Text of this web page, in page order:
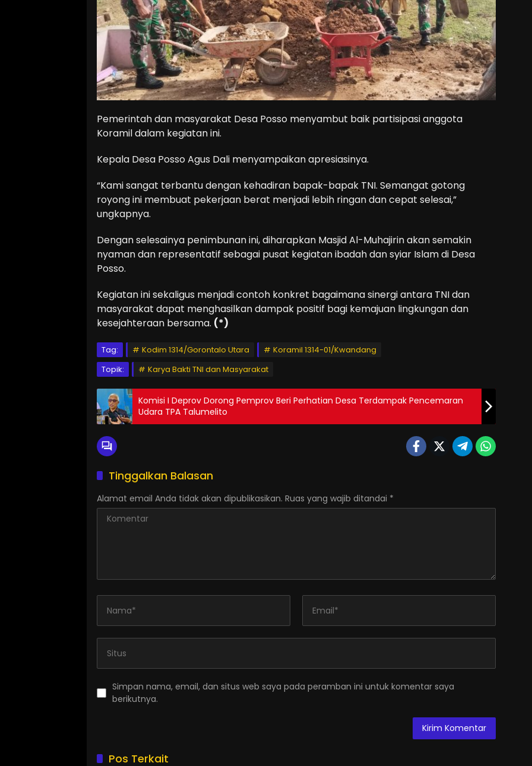
Pemerintah dan masyarakat Desa Posso menyambut baik partisipasi anggota
Koramil dalam kegiatan ini.
Kepala Desa Posso Agus Dali menyampaikan apresiasinya.
“Kami sangat terbantu dengan kehadiran bapak-bapak TNI. Semangat gotong
royong ini membuat pekerjaan berat menjadi lebih ringan dan cepat selesai,”
ungkapnya.
Dengan selesainya penimbunan ini, diharapkan Masjid Al-Muhajirin akan semakin
nyaman dan representatif sebagai pusat kegiatan ibadah dan syiar Islam di Desa
Posso.
Kegiatan ini sekaligus menjadi contoh konkret bagaimana sinergi antara TNI dan
masyarakat dapat menghasilkan dampak positif bagi kemajuan lingkungan dan
kesejahteraan bersama. (*)
Tag: Kodim 1314/Gorontalo Utara
Koramil 1314-01/Kwandang
Topik:
Karya Bakti TNI dan Masyarakat
Komisi I Deprov Dorong Pemprov Beri Perhatian Desa Terdampak Pencemaran
Udara TPA Talumelito
Tinggalkan Balasan
Alamat email Anda tidak akan dipublikasikan. Ruas yang wajib ditandai *
Simpan nama, email, dan situs web saya pada peramban ini untuk komentar saya
berikutnya.
Pos Terkait